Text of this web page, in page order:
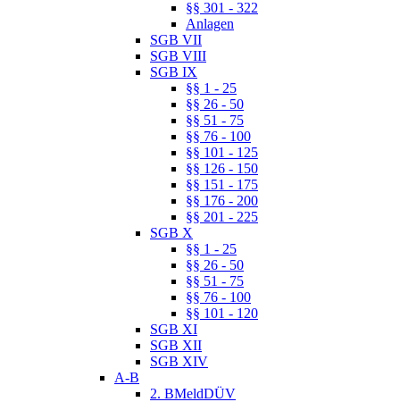
§§ 301 - 322
Anlagen
SGB VII
SGB VIII
SGB IX
§§ 1 - 25
§§ 26 - 50
§§ 51 - 75
§§ 76 - 100
§§ 101 - 125
§§ 126 - 150
§§ 151 - 175
§§ 176 - 200
§§ 201 - 225
SGB X
§§ 1 - 25
§§ 26 - 50
§§ 51 - 75
§§ 76 - 100
§§ 101 - 120
SGB XI
SGB XII
SGB XIV
A-B
2. BMeldDÜV